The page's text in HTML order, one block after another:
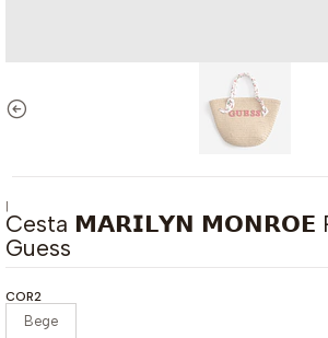
|
Cesta 𝗠𝗔𝗥𝗜𝗟𝗬𝗡 𝗠𝗢𝗡𝗥𝗢𝗘
Guess
COR2
Bege